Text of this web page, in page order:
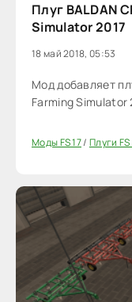
Плуг BALDAN
Simulator 2017
18 май 2018, 05:53
Мод добавляет
Farming Simulator
Моды FS 17/ Плуги FS